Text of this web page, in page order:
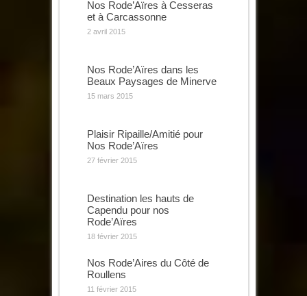
Nos Rode’Aïres à Cesseras
et à Carcassonne
2 avril 2015
Nos Rode’Aïres dans les
Beaux Paysages de Minerve
15 mars 2015
Plaisir Ripaille/Amitié pour
Nos Rode’Aïres
27 février 2015
Destination les hauts de
Capendu pour nos
Rode’Aïres
18 février 2015
Nos Rode’Aires du Côté de
Roullens
11 février 2015